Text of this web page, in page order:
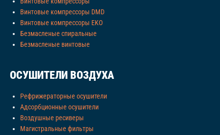
Винтовые компрессоры DMD
Винтовые компрессоры EKO
Безмасленые спиральные
Безмасленые винтовые
ОСУШИТЕЛИ ВОЗДУХА
Рефрижераторные осушители
Адсорбционные осушители
Воздушные ресиверы
Магистральные фильтры